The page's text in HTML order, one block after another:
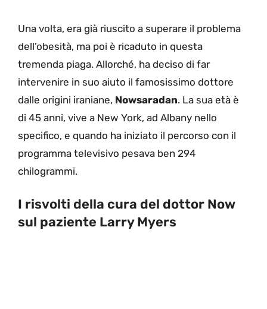
Una volta, era già riuscito a superare il problema
dell’obesità, ma poi è ricaduto in questa
tremenda piaga. Allorché, ha deciso di far
intervenire in suo aiuto il famosissimo dottore
dalle origini iraniane, Nowsaradan. La sua età è
di 45 anni, vive a New York, ad Albany nello
specifico, e quando ha iniziato il percorso con il
programma televisivo pesava ben 294
chilogrammi.
I risvolti della cura del dottor Now
sul paziente Larry Myers